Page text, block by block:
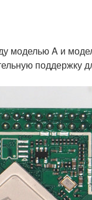
моделью A и
поддержку